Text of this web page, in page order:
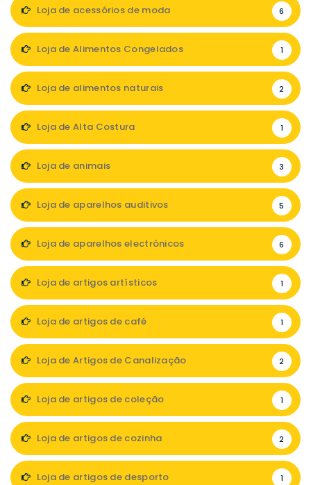
Loja de acessórios de moda 6
Loja de Alimentos Congelados 1
Loja de alimentos naturais 2
Loja de Alta Costura 1
Loja de animais 3
Loja de aparelhos auditivos 5
Loja de aparelhos electrónicos 6
Loja de artigos artísticos 1
Loja de artigos de café 1
Loja de Artigos de Canalização 2
Loja de artigos de coleção 1
Loja de artigos de cozinha 2
Loja de artigos de desporto 1